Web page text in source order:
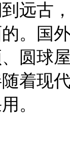
远古
。国
圆球
着现
。